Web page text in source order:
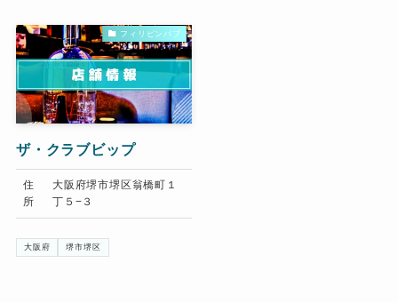
フィリピンパブ
ザ・クラブビップ
住
所
大阪府堺市堺区翁橋町１
丁５−３
大阪府 堺市堺区